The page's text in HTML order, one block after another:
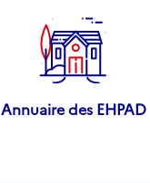
Annuaire des EHPAD